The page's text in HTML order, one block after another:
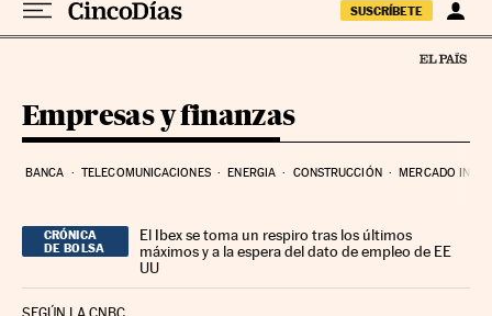
SUSCRÍBETE
Empresas y finanzas
BANCA TELECOMUNICACIONES ENERGIA CONSTRUCCIÓN MERCADO
CRÓNICA
DE BOLSA
El Ibex se toma un respiro tras los últimos
máximos y a la espera del dato de empleo de EE
UU